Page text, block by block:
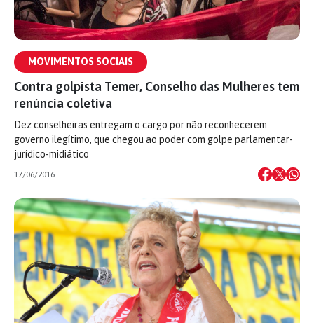
MOVIMENTOS SOCIAIS
Contra golpista Temer, Conselho das Mulheres tem
renúncia coletiva
Dez conselheiras entregam o cargo por não reconhecerem
governo ilegítimo, que chegou ao poder com golpe parlamentar-
jurídico-midiático
17/06/2016